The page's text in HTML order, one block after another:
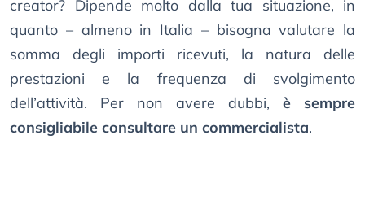
creator? Dipende molto dalla tua situazione, in
quanto – almeno in Italia – bisogna valutare la
somma degli importi ricevuti, la natura delle
prestazioni e la frequenza di svolgimento
dell’attività. Per non avere dubbi, è sempre
consigliabile consultare un commercialista.